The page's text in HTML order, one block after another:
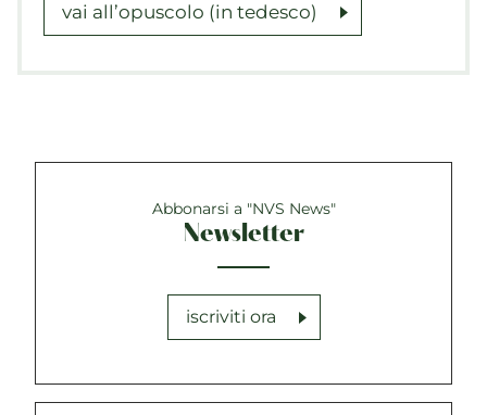
vai all’opuscolo (in tedesco)
Abbonarsi a "NVS News"
Newsletter
iscriviti ora